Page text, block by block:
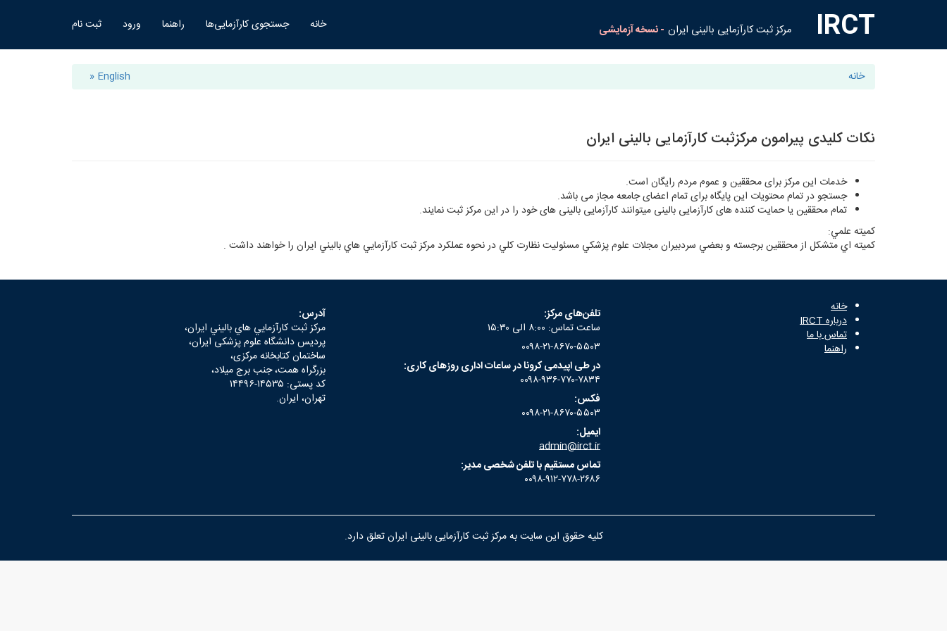
IRCT مرکز ثبت کارآزمایی بالینی ایران - نسخه آزمایشی خانه جستجوی کارآزمایی‌ها راهنما ورود ثبت نام
خانه » English
نکات کلیدی پیرامون مرکزثبت کارآزمایی بالینی ایران
خدمات این مرکز برای محققین و عموم مردم رایگان است.
جستجو در تمام محتویات این پایگاه برای تمام اعضای جامعه مجاز می باشد.
تمام محققین یا حمایت کننده های کارآزمایی بالینی میتوانند کارآزمایی بالینی های خود را در این مرکز ثبت نمایند.
كميته علمي:
كميته اي متشكل از محققين برجسته و بعضي سردبيران مجلات علوم پزشكي مسئوليت نظارت كلي در نحوه عملكرد مركز ثبت كارآزمايي هاي باليني ايران را خواهند داشت .
خانه
درباره IRCT
تماس با ما
راهنما
تلفن‌های مرکز:
ساعت تماس: ۸:۰۰ الی ۱۵:۳۰
۰۰۹۸-۲۱-۸۶۷۰-۵۵۰۳
در طی اپیدمی کرونا در ساعات اداری روزهای کاری:
۰۰۹۸-۹۳۶-۷۷۰-۷۸۳۴
فکس:
۰۰۹۸-۲۱-۸۶۷۰-۵۵۰۳
ایمیل:
admin@irct.ir
تماس مستقیم با تلفن شخصی مدیر:
۰۰۹۸-۹۱۲-۷۷۸-۲۶۸۶
آدرس:
مركز ثبت كارآزمايي هاي باليني ايران،
پردیس دانشگاه علوم پزشکی ایران،
ساختمان کتابخانه مرکزی،
بزرگراه همت، جنب برج میلاد،
کد پستی: ۱۴۴۹۶-۱۴۵۳۵
تهران، ایران.
کلیه حقوق این سایت به مرکز ثبت کارآزمایی بالینی ایران تعلق دارد.